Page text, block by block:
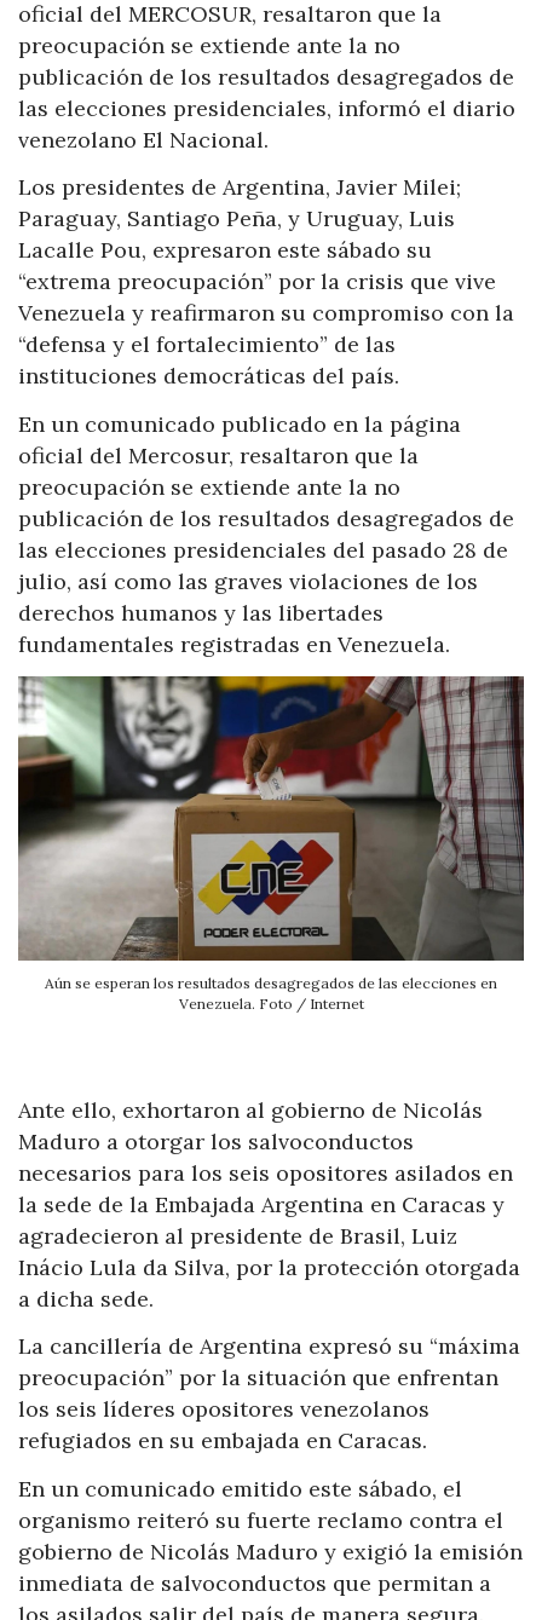
oficial del MERCOSUR, resaltaron que la
preocupación se extiende ante la no
publicación de los resultados desagregados de
las elecciones presidenciales, informó el diario
venezolano El Nacional.
Los presidentes de Argentina, Javier Milei;
Paraguay, Santiago Peña, y Uruguay, Luis
Lacalle Pou, expresaron este sábado su
“extrema preocupación” por la crisis que vive
Venezuela y reafirmaron su compromiso con la
“defensa y el fortalecimiento” de las
instituciones democráticas del país.
En un comunicado publicado en la página
oficial del Mercosur, resaltaron que la
preocupación se extiende ante la no
publicación de los resultados desagregados de
las elecciones presidenciales del pasado 28 de
julio, así como las graves violaciones de los
derechos humanos y las libertades
fundamentales registradas en Venezuela.
Aún se esperan los resultados desagregados de las elecciones en
Venezuela. Foto / Internet
Ante ello, exhortaron al gobierno de Nicolás
Maduro a otorgar los salvoconductos
necesarios para los seis opositores asilados en
la sede de la Embajada Argentina en Caracas y
agradecieron al presidente de Brasil, Luiz
Inácio Lula da Silva, por la protección otorgada
a dicha sede.
La cancillería de Argentina expresó su “máxima
preocupación” por la situación que enfrentan
los seis líderes opositores venezolanos
refugiados en su embajada en Caracas.
En un comunicado emitido este sábado, el
organismo reiteró su fuerte reclamo contra el
gobierno de Nicolás Maduro y exigió la emisión
inmediata de salvoconductos que permitan a
los asilados salir del país de manera segura.